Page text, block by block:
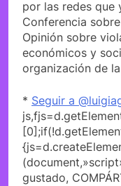
por las redes que
Conferencia
Opinión sobre
económicos y
organización de
* Seguir a
gustado,